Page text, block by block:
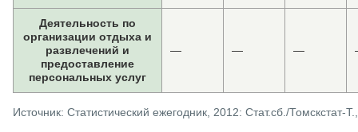
Деятельность по
организации отдыха и
развлечений и
предоставление
персональных услуг
— — —
Источник: Статистический ежегодник, 2012: Стат.сб./Томскстат-